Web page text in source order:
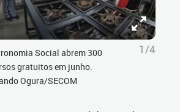
Social abrem 300
gratuitos em junho.
Ogura/SECOM
1/4